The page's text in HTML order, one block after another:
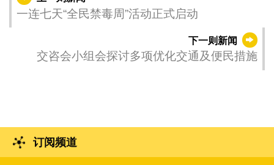
一连七天“全民禁毒周”活动正式启动
下一则新闻
交咨会小组会探讨多项优化交通及便民措施
订阅频道